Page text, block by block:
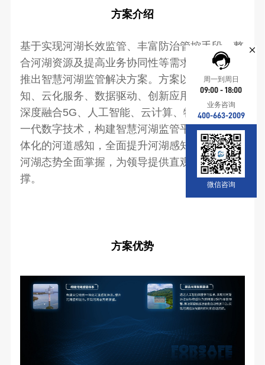
方案介绍
基于实现河湖长效监管、丰富防治管控手段、整
合河湖资源及提高业务协同性等需求，广州赋安
推出智慧河湖监管解决方案。方案 以“多维感
知、云化服务、数据驱动、创新应用”为核心，
深度融合5G、人工智能、云计算、物联网等新
一代数字技术，构建智慧河湖监管平台。形成一
体化的河道感知，全面提升河湖感知能力；实现
河湖态势全面掌握，为领导提供直观化决策支
撑。
方案优势
周一到周日
09:00 - 18:00
业务咨询
400-663-2009
微信咨询